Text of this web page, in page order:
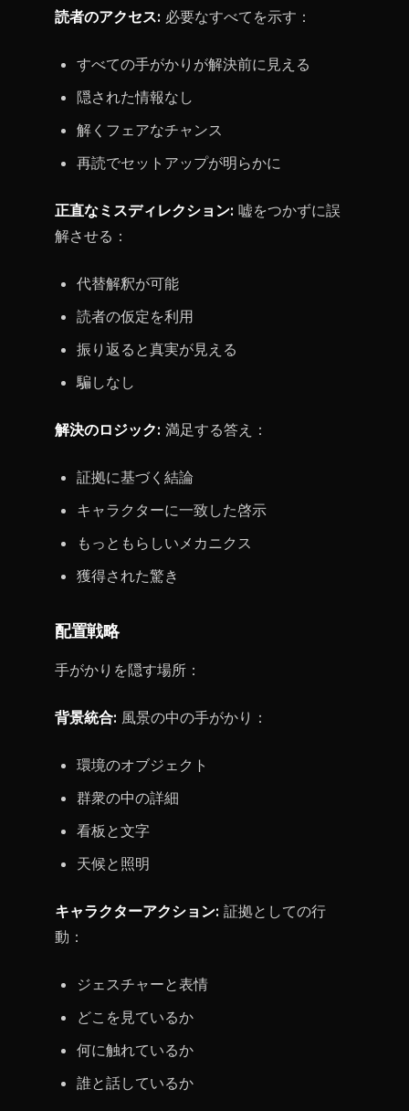
読者のアクセス: 必要なすべてを示す：
すべての手がかりが解決前に見える
隠された情報なし
解くフェアなチャンス
再読でセットアップが明らかに
正直なミスディレクション: 嘘をつかずに誤
解させる：
代替解釈が可能
読者の仮定を利用
振り返ると真実が見える
騙しなし
解決のロジック: 満足する答え：
証拠に基づく結論
キャラクターに一致した啓示
もっともらしいメカニクス
獲得された驚き
配置戦略
手がかりを隠す場所：
背景統合: 風景の中の手がかり：
環境のオブジェクト
群衆の中の詳細
看板と文字
天候と照明
キャラクターアクション: 証拠としての行
動：
ジェスチャーと表情
どこを見ているか
何に触れているか
誰と話しているか